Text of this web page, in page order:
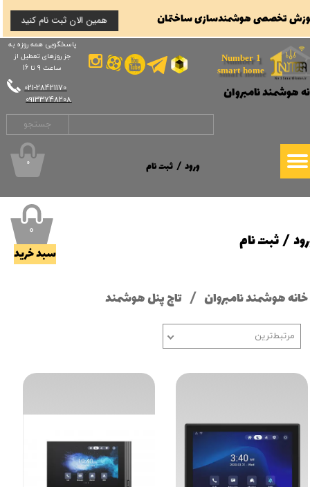
Number 1
smart home
جستجو
​​​​​​​021-28421170
​​​​​​​09133748208
پاسخگویی همه روزه به
جز روزهای تعطیل از
ساعت 9 تا 16
هوشمند نامبروان
ورود / ثبت نام
حساب کاربری من
تغییر گذر واژه
سفارشات
۰
تخصصی هوشمندسازی ساختمان همین الان ثبت نام کنید
خانه هوشمند نامبروان تاچ پنل هوشمند
مرتبط‌ترین
۰
سبد خرید
/ثبت نام
حساب کاربری من
تغییر گذر واژه
سفارشات